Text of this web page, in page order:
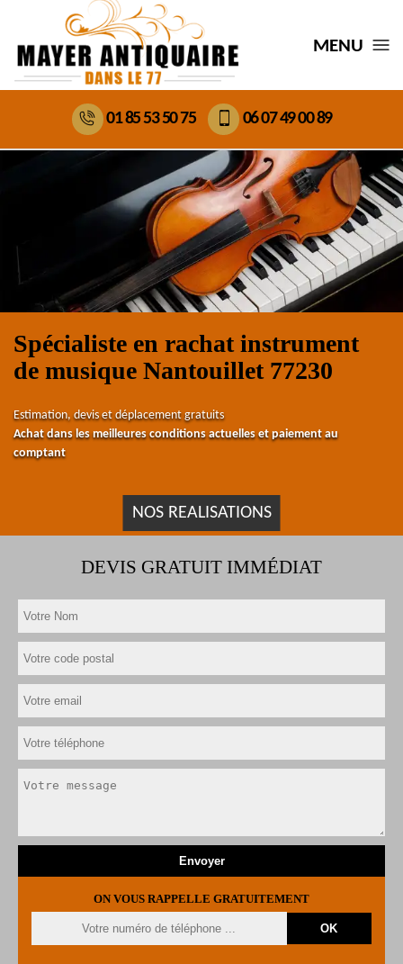
MENU
01 85 53 50 75 06 07 49 00 89
Spécialiste en rachat instrument
de musique Nantouillet 77230
Estimation, devis et déplacement gratuits
Achat dans les meilleures conditions actuelles et paiement au
comptant
NOS REALISATIONS
DEVIS GRATUIT IMMÉDIAT
ON VOUS RAPPELLE GRATUITEMENT